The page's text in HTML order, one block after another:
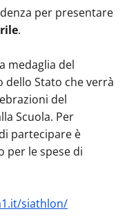
per presentare
.
medaglia del
dello Stato che verrà
del
Scuola. Per
partecipare è
per le spese di
siathlon/